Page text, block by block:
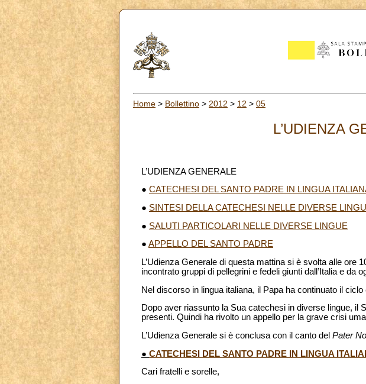
Home > Bollettino > 2012 > 12 > 05
L’UDIENZA
L’UDIENZA GENERALE
● CATECHESI DEL SANTO PADRE IN LINGUA
● SINTESI DELLA CATECHESI NELLE DIVERSE
● SALUTI PARTICOLARI NELLE DIVERSE LINGUE
● APPELLO DEL SANTO PADRE
L’Udienza Generale di questa mattina si è svolta alle ore
incontrato gruppi di pellegrini e fedeli giunti dall’Italia e da
Nel discorso in lingua italiana, il Papa ha continuato il ciclo
Dopo aver riassunto la Sua catechesi in diverse lingue, il
presenti. Quindi ha rivolto un appello per la grave crisi
L’Udienza Generale si è conclusa con il canto del Pater
● CATECHESI DEL SANTO PADRE IN LINGUA
Cari fratelli e sorelle,